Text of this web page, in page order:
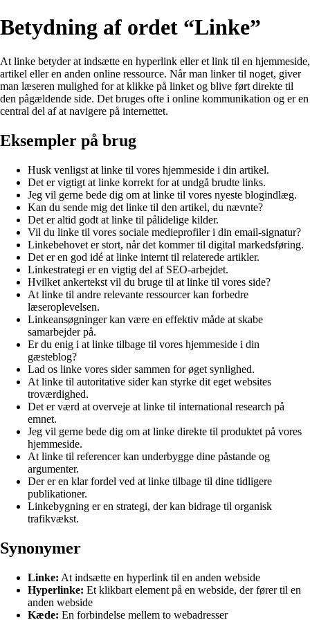
Betydning af ordet “Linke”
At linke betyder at indsætte en hyperlink eller et link til en hjemmeside,
artikel eller en anden online ressource. Når man linker til noget, giver
man læseren mulighed for at klikke på linket og blive ført direkte til
den pågældende side. Det bruges ofte i online kommunikation og er en
central del af at navigere på internettet.
Eksempler på brug
Husk venligst at linke til vores hjemmeside i din artikel.
Det er vigtigt at linke korrekt for at undgå brudte links.
Jeg vil gerne bede dig om at linke til vores nyeste blogindlæg.
Kan du sende mig det linke til den artikel, du nævnte?
Det er altid godt at linke til pålidelige kilder.
Vil du linke til vores sociale medieprofiler i din email-signatur?
Linkebehovet er stort, når det kommer til digital markedsføring.
Det er en god idé at linke internt til relaterede artikler.
Linkestrategi er en vigtig del af SEO-arbejdet.
Hvilket ankertekst vil du bruge til at linke til vores side?
At linke til andre relevante ressourcer kan forbedre
læseroplevelsen.
Linkeansøgninger kan være en effektiv måde at skabe
samarbejder på.
Er du enig i at linke tilbage til vores hjemmeside i din
gæsteblog?
Lad os linke vores sider sammen for øget synlighed.
At linke til autoritative sider kan styrke dit eget websites
troværdighed.
Det er værd at overveje at linke til international research på
emnet.
Jeg vil gerne bede dig om at linke direkte til produktet på vores
hjemmeside.
At linke til referencer kan underbygge dine påstande og
argumenter.
Der er en klar fordel ved at linke tilbage til dine tidligere
publikationer.
Linkebygning er en strategi, der kan bidrage til organisk
trafikvækst.
Synonymer
Linke: At indsætte en hyperlink til en anden webside
Hyperlinke: Et klikbart element på en webside, der fører til en
anden webside
Kæde: En forbindelse mellem to webadresser